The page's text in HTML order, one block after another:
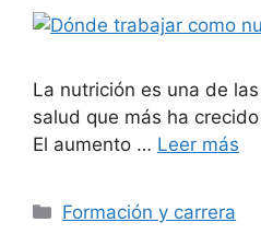
La nutrición es una de
salud que más ha
El aumento … Leer más
Formación y carrera